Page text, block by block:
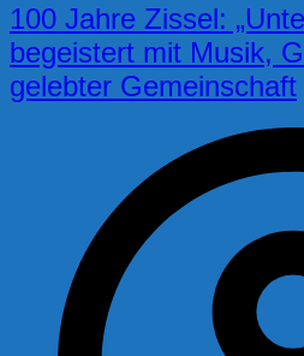
100 Jahre Zissel:
begeistert mit Musik,
gelebter Gemeinschaft